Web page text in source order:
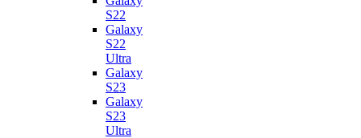
S22
Galaxy
S22
Ultra
Galaxy
S23
Galaxy
S23
Ultra